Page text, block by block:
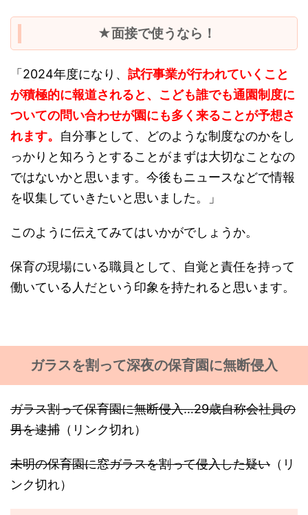
★面接で使うなら！
「2024年度になり、 試行事業が行われていくこと
が積極的に報道されると、こども誰でも通園制度に
ついての問い合わせが園にも多く来ることが予想さ
れます。 自分事として、どのような制度なのかをし
っかりと知ろうとすることがまずは大切なことなの
ではないかと思います。今後もニュースなどで情報
を収集していきたいと思いました。」
このように伝えてみてはいかがでしょうか。
保育の現場にいる職員として、自覚と責任を持って
働いている人だという印象を持たれると思います。
ガラスを割って深夜の保育園に無断侵入
ガラス割って保育園に無断侵入…29歳自称会社員の
男を逮捕 （リンク切れ）
未明の保育園に窓ガラスを割って侵入した疑い （リ
ンク切れ）